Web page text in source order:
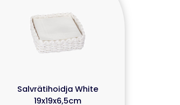
Salvrätihoidja White
19x19x6,5cm